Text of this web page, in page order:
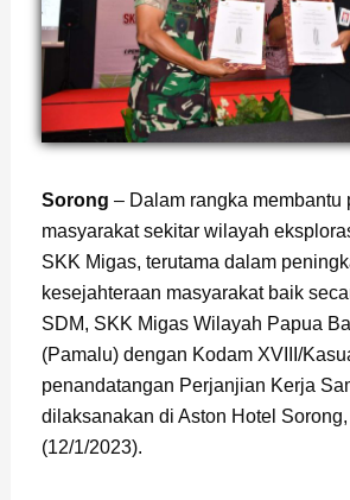
Sorong – Dalam rangka membantu
masyarakat sekitar wilayah
SKK Migas, terutama dalam
kesejahteraan masyarakat baik
SDM, SKK Migas Wilayah Papua
(Pamalu) dengan Kodam XVIII/
penandatangan Perjanjian Kerja
dilaksanakan di Aston Hotel
(12/1/2023).
Page
, Page